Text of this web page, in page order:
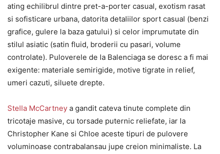
ating echilibrul dintre pret-a-porter casual, exotism rasat
si sofisticare urbana, datorita detaliilor sport casual (benzi
grafice, gulere la baza gatului) si celor imprumutate din
stilul asiatic (satin fluid, broderii cu pasari, volume
controlate). Puloverele de la Balenciaga se doresc a fi mai
exigente: materiale semirigide, motive tigrate in relief,
umeri cazuti, siluete drepte.
Stella McCartney a gandit cateva tinute complete din
tricotaje masive, cu torsade puternic reliefate, iar la
Christopher Kane si Chloe aceste tipuri de pulovere
voluminoase contrabalansau jupe creion minimaliste. La